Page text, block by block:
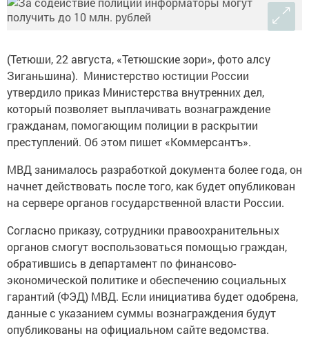
(Тетюши, 22 августа, «Тетюшские зори», фото алсу
Зиганьшина). Министерство юстиции России
утвердило приказ Министерства внутренних дел,
который позволяет выплачивать вознаграждение
гражданам, помогающим полиции в раскрытии
преступлений. Об этом пишет «Коммерсантъ».
МВД занималось разработкой документа более года, он
начнет действовать после того, как будет опубликован
на сервере органов государственной власти России.
Согласно приказу, сотрудники правоохранительных
органов смогут воспользоваться помощью граждан,
обратившись в департамент по финансово-
экономической политике и обеспечению социальных
гарантий (ФЭД) МВД. Если инициатива будет одобрена,
данные с указанием суммы вознаграждения будут
опубликованы на официальном сайте ведомства.